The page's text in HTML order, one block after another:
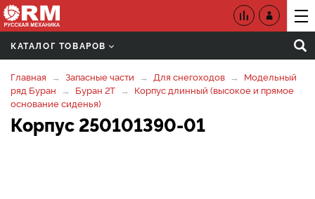
КАТАЛОГ ТОВАРОВ
Главная Запасные части Для снегоходов
Модельный
ряд Буран
Буран 2Т
Корпус длинный (высокое и прямое
основание сиденья)
Корпус 250101390-01